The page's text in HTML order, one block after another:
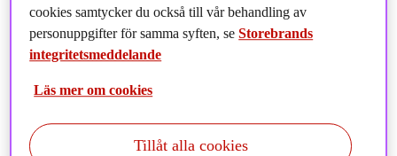
cookies samtycker du också till vår behandling av
personuppgifter för samma syften, seStorebrands
integritetsmeddelande
Läs mer om cookies
Tillåt alla cookies